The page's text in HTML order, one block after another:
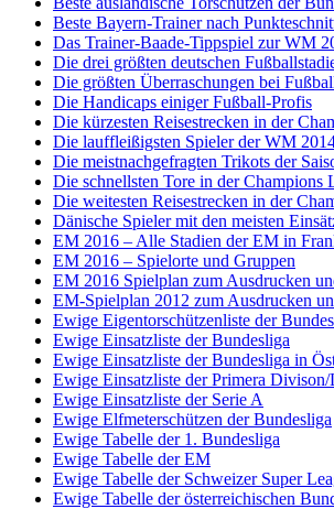
Beste Bayern-Trainer nach
Das Trainer-Baade-Tippspiel zur WM
Die drei größten deutschen
Die größten Überraschungen bei
Die Handicaps einiger Fußball-Profis
Die kürzesten Reisestrecken in der
Die lauffleißigsten Spieler der WM
Die meistnachgefragten Trikots der
Die schnellsten Tore in der Champions
Die weitesten Reisestrecken in der
Dänische Spieler mit den meisten
EM 2016 – Alle Stadien der EM in
EM 2016 – Spielorte und Gruppen
EM 2016 Spielplan zum Ausdrucken
EM-Spielplan 2012 zum Ausdrucken
Ewige Eigentorschützenliste der
Ewige Einsatzliste der Bundesliga
Ewige Einsatzliste der Bundesliga in
Ewige Einsatzliste der Primera
Ewige Einsatzliste der Serie A
Ewige Elfmeterschützen der Bundesliga
Ewige Tabelle der 1. Bundesliga
Ewige Tabelle der EM
Ewige Tabelle der Schweizer Super
Ewige Tabelle der österreichischen